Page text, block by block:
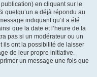
en cliquant sur le
quelqu’un a déjà répondu au
indiquant qu’il a été
que la date et l’heure de la
pas si un modérateur ou un
ils ont la possibilité de laisser
de leur propre initiative.
un message une fois que